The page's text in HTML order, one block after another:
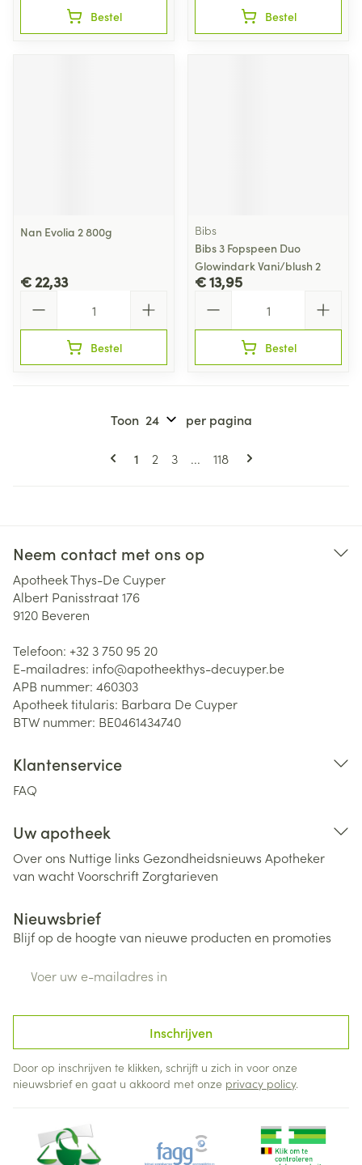
Bestel Bestel
Nan Evolia 2 800g
€ 22,33
Bestel
Bibs
Bibs 3 Fopspeen Duo
Glowindark Vani/blush 2
€ 13,95
Bestel
Pagina's
U lees momenteel pagina
1 Pagina
2 Pagina
3 ... Pagina
118
Toon per pagina
Neem contact met ons op
Apotheek Thys-De Cuyper
Albert Panisstraat 176
9120 Beveren
Telefoon: +32 3 750 95 20
E-mailadres: info@apotheekthys-decuyper.be
APB nummer: 460303
Apotheek titularis: Barbara De Cuyper
BTW nummer: BE0461434740
Klantenservice
FAQ
Uw apotheek
Over ons Nuttige links Gezondheidsnieuws Apotheker
van wachtVoorschriftZorgtarieven
Nieuwsbrief
Blijf op de hoogte van nieuwe producten en promoties
Inschrijven
Door op inschrijven te klikken, schrijft u zich in voor onze
nieuwsbrief en gaat u akkoord met onze privacy policy.